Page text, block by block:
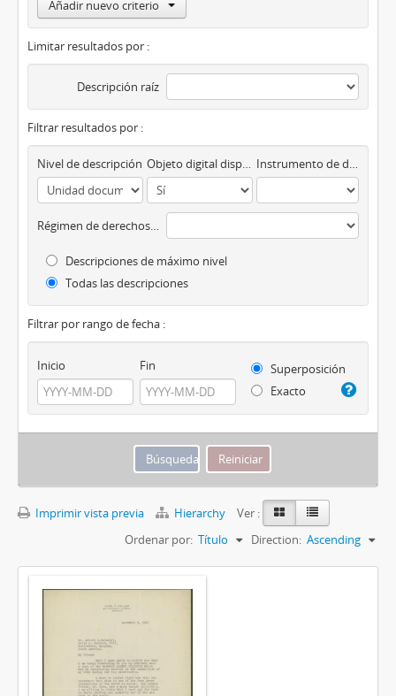
Añadir nuevo criterio
Limitar resultados por :
Descripción raíz
Filtrar resultados por :
Nivel de descripción Objeto digital disponibles Instrumento de descripción
Régimen de derechos de autor
Descripciones de máximo nivel
Todas las descripciones
Filtrar por rango de fecha :
Inicio Fin
Superposición
Exacto
Imprimir vista previa Hierarchy
Ver :
Ordenar por: Título Direction: Ascending